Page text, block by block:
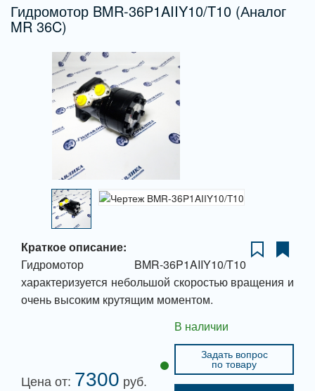
Гидромотор BMR-36P1AIIY10/T10 (Аналог
MR 36C)
Краткое описание:
Гидромотор BMR-36P1AIIY10/T10
характеризуется небольшой скоростью вращения и
очень высоким крутящим моментом.
Цена от: 7300 руб.
В наличии
Задать вопрос
по товару